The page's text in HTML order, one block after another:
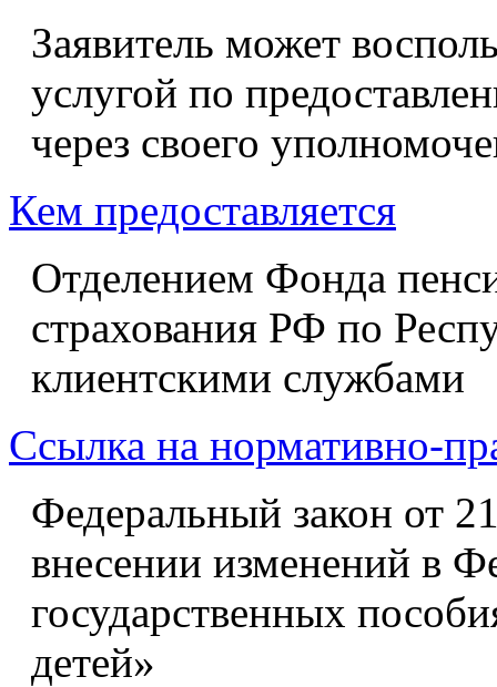
Заявитель может
услугой по
через своего
Кем предоставляется
Отделением Фонда
страхования РФ по
клиентскими службами
Ссылка на нормативно-
Федеральный закон от
внесении изменений в
государственных
детей»